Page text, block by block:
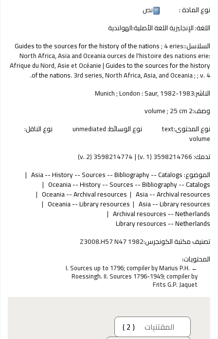
نوع المادة :
نص
اللغة:الإنجليزيةاللغة الأصلية:الهولندية
السلاسل:
Guides to the sources for the history of the nations; 4 eries:
North Africa, Asia and Oceania ources de l'histoire des nations erie:
Afrique du Nord, Asie et Océanie|Guides to the sources for the history
of the nations. 3rd series, North Africa, Asia, and Oceania ; ; v. 4.
الناشر:
Munich ; London :Saur,1982-1983
وصف:2 volume ; 25 cm
نوع المحتوى:text نوع الوسائط:unmediated نوع الناقل:
volume
تدمك:3598214766 (v. 1)
3598214774 (v. 2)
الموضوع:Asia -- History -- Sources -- Bibliography -- Catalogs
Oceania -- History -- Sources -- Bibliography -- Catalogs
Asia -- Archival resources
Oceania -- Archival resources
Asia -- Library resources
Oceania -- Library resources
Archival resources -- Netherlands
Library resources -- Netherlands
تصنيف مكتبة الكونجرس:Z3008.H57 N47 1982
المحتويات:
I. Sources up to 1796; compiler by Marius P.H.
Roessingh. II. Sources 1796-1949; compiler by
Frits G.P. Jaquet
المقتنيات
( 2 )